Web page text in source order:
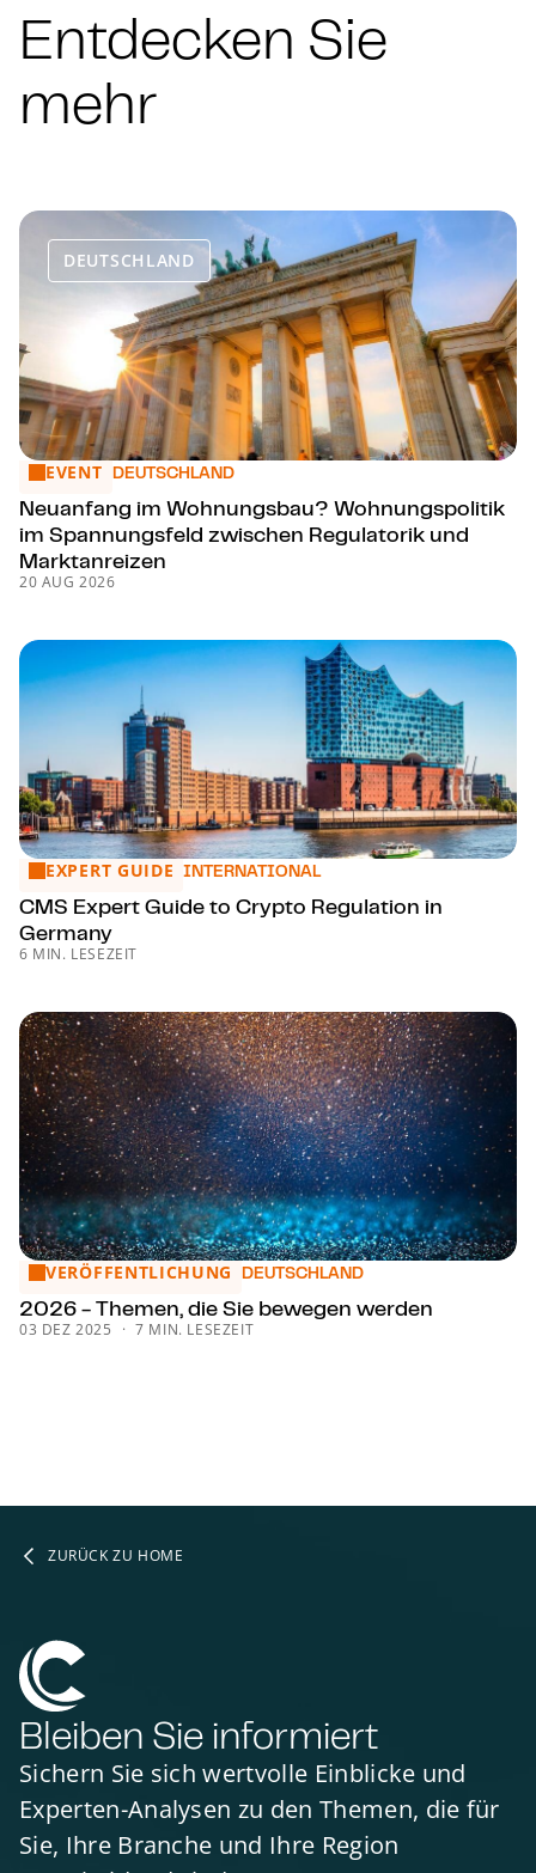
Entdecken Sie
mehr
DEUTSCHLAND
Neuanfang im Wohnungsbau? Woh­nungs­po­li­tik im
EVENT DEUTSCHLAND
Neuanfang im Wohnungsbau? Woh­nungs­po­li­tik
im Spannungsfeld zwischen Regulatorik und
Marktanreizen
20 AUG 2026
CMS Expert Guide to Crypto Regulation in Germany
EXPERT GUIDE INTERNATIONAL
CMS Expert Guide to Crypto Regulation in
Germany
6 MIN. LESEZEIT
2026 - Themen, die Sie bewegen werden
VERÖFFENTLICHUNG DEUTSCHLAND
2026 - Themen, die Sie bewegen werden
03 DEZ 2025 7 MIN. LESEZEIT
ZURÜCK ZU HOME
Bleiben Sie informiert
Sichern Sie sich wertvolle Einblicke und
Experten-Analysen zu den Themen, die für
Sie, Ihre Branche und Ihre Region